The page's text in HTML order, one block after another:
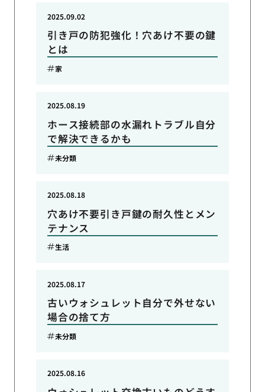
引き戸の防犯強化！穴あけ不要の鍵
とは
2025.09.02
家
ホース接続部の水漏れトラブル自分
で解決できるかも
2025.08.19
未分類
穴あけ不要引き戸鍵の耐久性とメン
テナンス
2025.08.18
生活
古いウォシュレット自分で外せない
場合の捨て方
2025.08.17
未分類
2025.08.16